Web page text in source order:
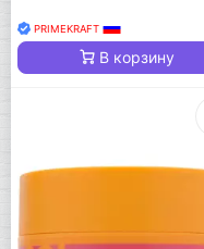
PRIMEKRAFT
В корзину